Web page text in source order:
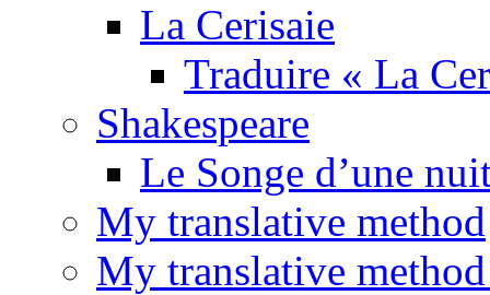
La Cerisaie
Traduire « La
Shakespeare
Le Songe d’une
My translative method
My translative